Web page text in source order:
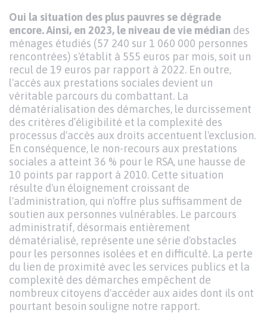
Texte
Oui la situation des plus pauvres se dégrade
encore. Ainsi, en 2023, le niveau de vie médian des
ménages étudiés (57 240 sur 1 060 000 personnes
rencontrées) s'établit à 555 euros par mois, soit un
recul de 19 euros par rapport à 2022. En outre,
l'accès aux prestations sociales devient un
véritable parcours du combattant. La
dématérialisation des démarches, le durcissement
des critères d’éligibilité et la complexité des
processus d'accès aux droits accentuent l'exclusion.
En conséquence, le non-recours aux prestations
sociales a atteint 36 % pour le RSA, une hausse de
10 points par rapport à 2010. Cette situation
résulte d'un éloignement croissant de
l'administration, qui n'offre plus suffisamment de
soutien aux personnes vulnérables. Le parcours
administratif, désormais entièrement
dématérialisé, représente une série d'obstacles
pour les personnes isolées et en difficulté. La perte
du lien de proximité avec les services publics et la
complexité des démarches empêchent de
nombreux citoyens d'accéder aux aides dont ils ont
pourtant besoin souligne notre rapport.